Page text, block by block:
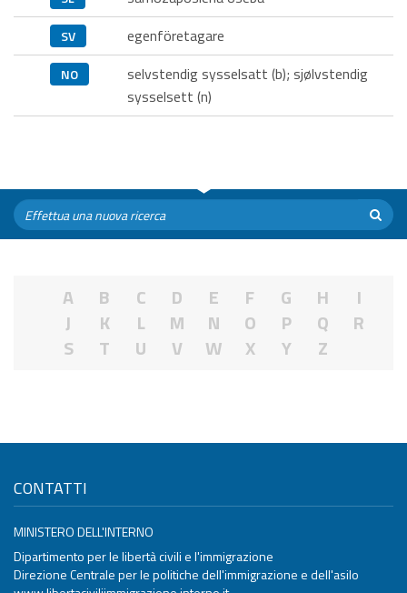
SV egenföretagare
NO
selvstendig sysselsatt (b); sjølvstendig
sysselsett (n)
A B C D E F G H
I
J
K L M N O P Q
R
S
T U V W X Y Z
CONTATTI
MINISTERO DELL'INTERNO
Dipartimento per le libertà civili e l'immigrazione
Direzione Centrale per le politiche dell'immigrazione e dell'asilo